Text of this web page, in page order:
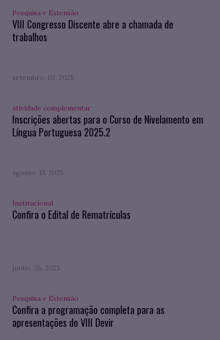
Pesquisa e Extensão
VIII Congresso Discente abre a chamada de
trabalhos
setembro. 02, 2025
atividade complementar
Inscrições abertas para o Curso de Nivelamento em
Língua Portuguesa 2025.2
agosto. 13, 2025
Institucional
Confira o Edital de Rematrículas
junho. 26, 2025
Pesquisa e Extensão
Confira a programação completa para as
apresentações do VIII Devir